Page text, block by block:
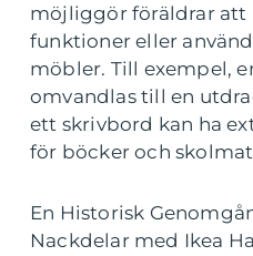
möjliggör föräldrar att
funktioner eller
möbler. Till exempel,
omvandlas till en
ett skrivbord kan ha
för böcker och
En Historisk
Nackdelar med Ikea